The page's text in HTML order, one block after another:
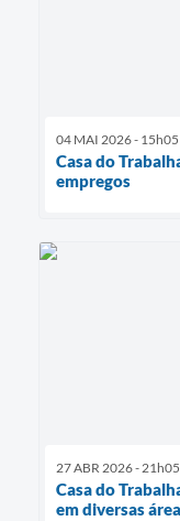
04 MAI 2026 - 15h05
Casa do
empregos
27 ABR 2026 - 21h05
Casa do
em diversas